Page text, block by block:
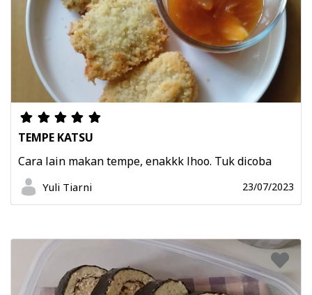
TEMPE KATSU
Cara lain makan tempe, enakkk lhoo. Tuk dicoba
Yuli Tiarni 23/07/2023